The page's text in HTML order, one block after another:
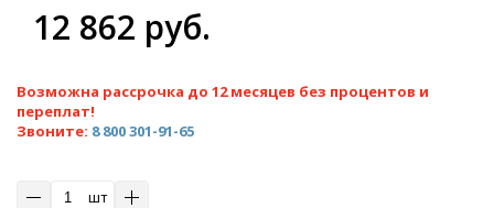
12 862 руб.
Возможна рассрочка до 12 месяцев без процентов и
переплат!
Звоните: 8 800 301-91-65
шт